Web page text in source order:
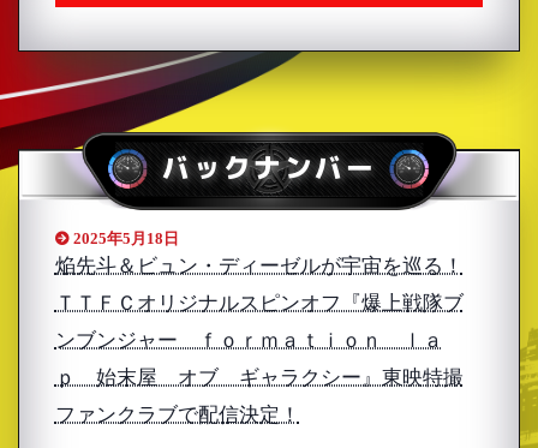
バックナンバー
2025年5月18日
焔先斗＆ビュン・ディーゼルが宇宙を巡る！
ＴＴＦＣオリジナルスピンオフ『爆上戦隊ブ
ンブンジャー ｆｏｒｍａｔｉｏｎ ｌａ
ｐ 始末屋 オブ ギャラクシー』東映特撮
ファンクラブで配信決定！